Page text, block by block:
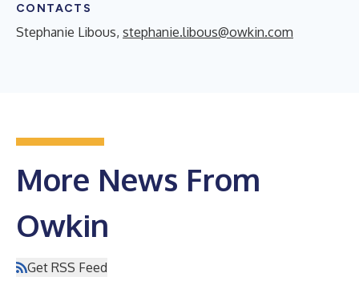
CONTACTS
Stephanie Libous, stephanie.libous@owkin.com
More News From
Owkin
Get RSS Feed